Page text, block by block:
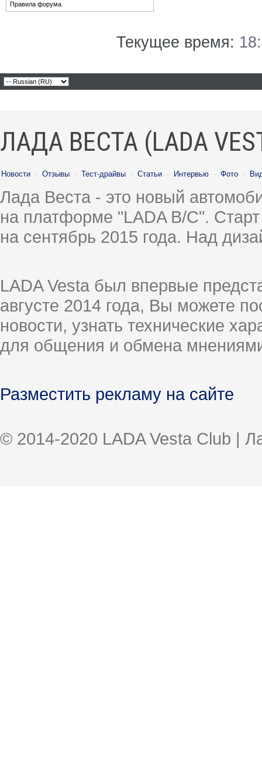
Правила форума
Текущее время:
ЛАДА ВЕСТА (LADA
Новости · Отзывы · Тест-драйвы · Статьи · Интервью · Фото ·
Лада Веста - это новый
на платформе "LADA B/C".
на сентябрь 2015 года. Над
LADA Vesta был впервые
августе 2014 года, Вы можете
новости, узнать технические
для общения и обмена
Разместить рекламу на сайте
© 2014-2020 LADA Vesta Club |